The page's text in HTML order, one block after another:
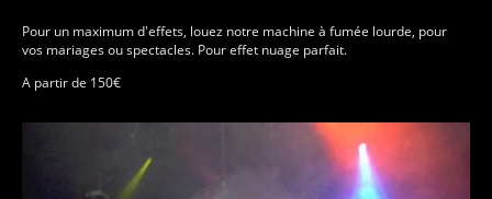
Pour un maximum d'effets, louez notre machine à fumée lourde, pour
vos mariages ou spectacles. Pour effet nuage parfait.
A partir de 150€